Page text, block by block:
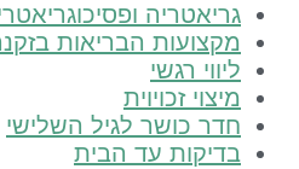
ופסיכוגריאטריה
הבריאות בזקנה
רגשי
זכויוית
כושר לגיל השלישי
עד הבית